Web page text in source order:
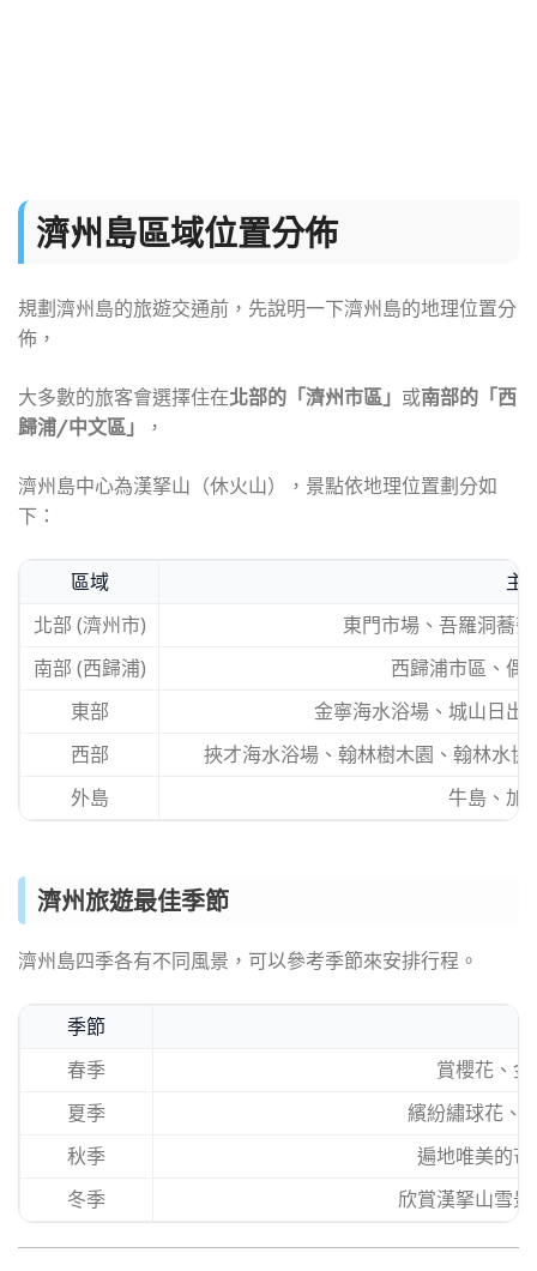
濟州島區域位置分佈
規劃濟州島的旅遊交通前，先說明一下濟州島的地理位置分
佈，
大多數的旅客會選擇住在北部的「濟州市區」 或南部的「西
歸浦/中文區」
，
濟州島中心為漢拏山（休火山），景點依地理位置劃分如
下：
區域
主
北部 (濟州市)
東門市場、吾羅洞蕎
南部 (西歸浦)
西歸浦市區、偶
東部
金寧海水浴場、城山日出
西部
挾才海水浴場、翰林樹木園、翰林水
外島
牛島、加
濟州旅遊最佳季節
濟州島四季各有不同風景，可以參考季節來安排行程。
季節
春季
賞櫻花、
夏季
繽紛繡球花、
秋季
遍地唯美的
冬季
欣賞漢拏山雪